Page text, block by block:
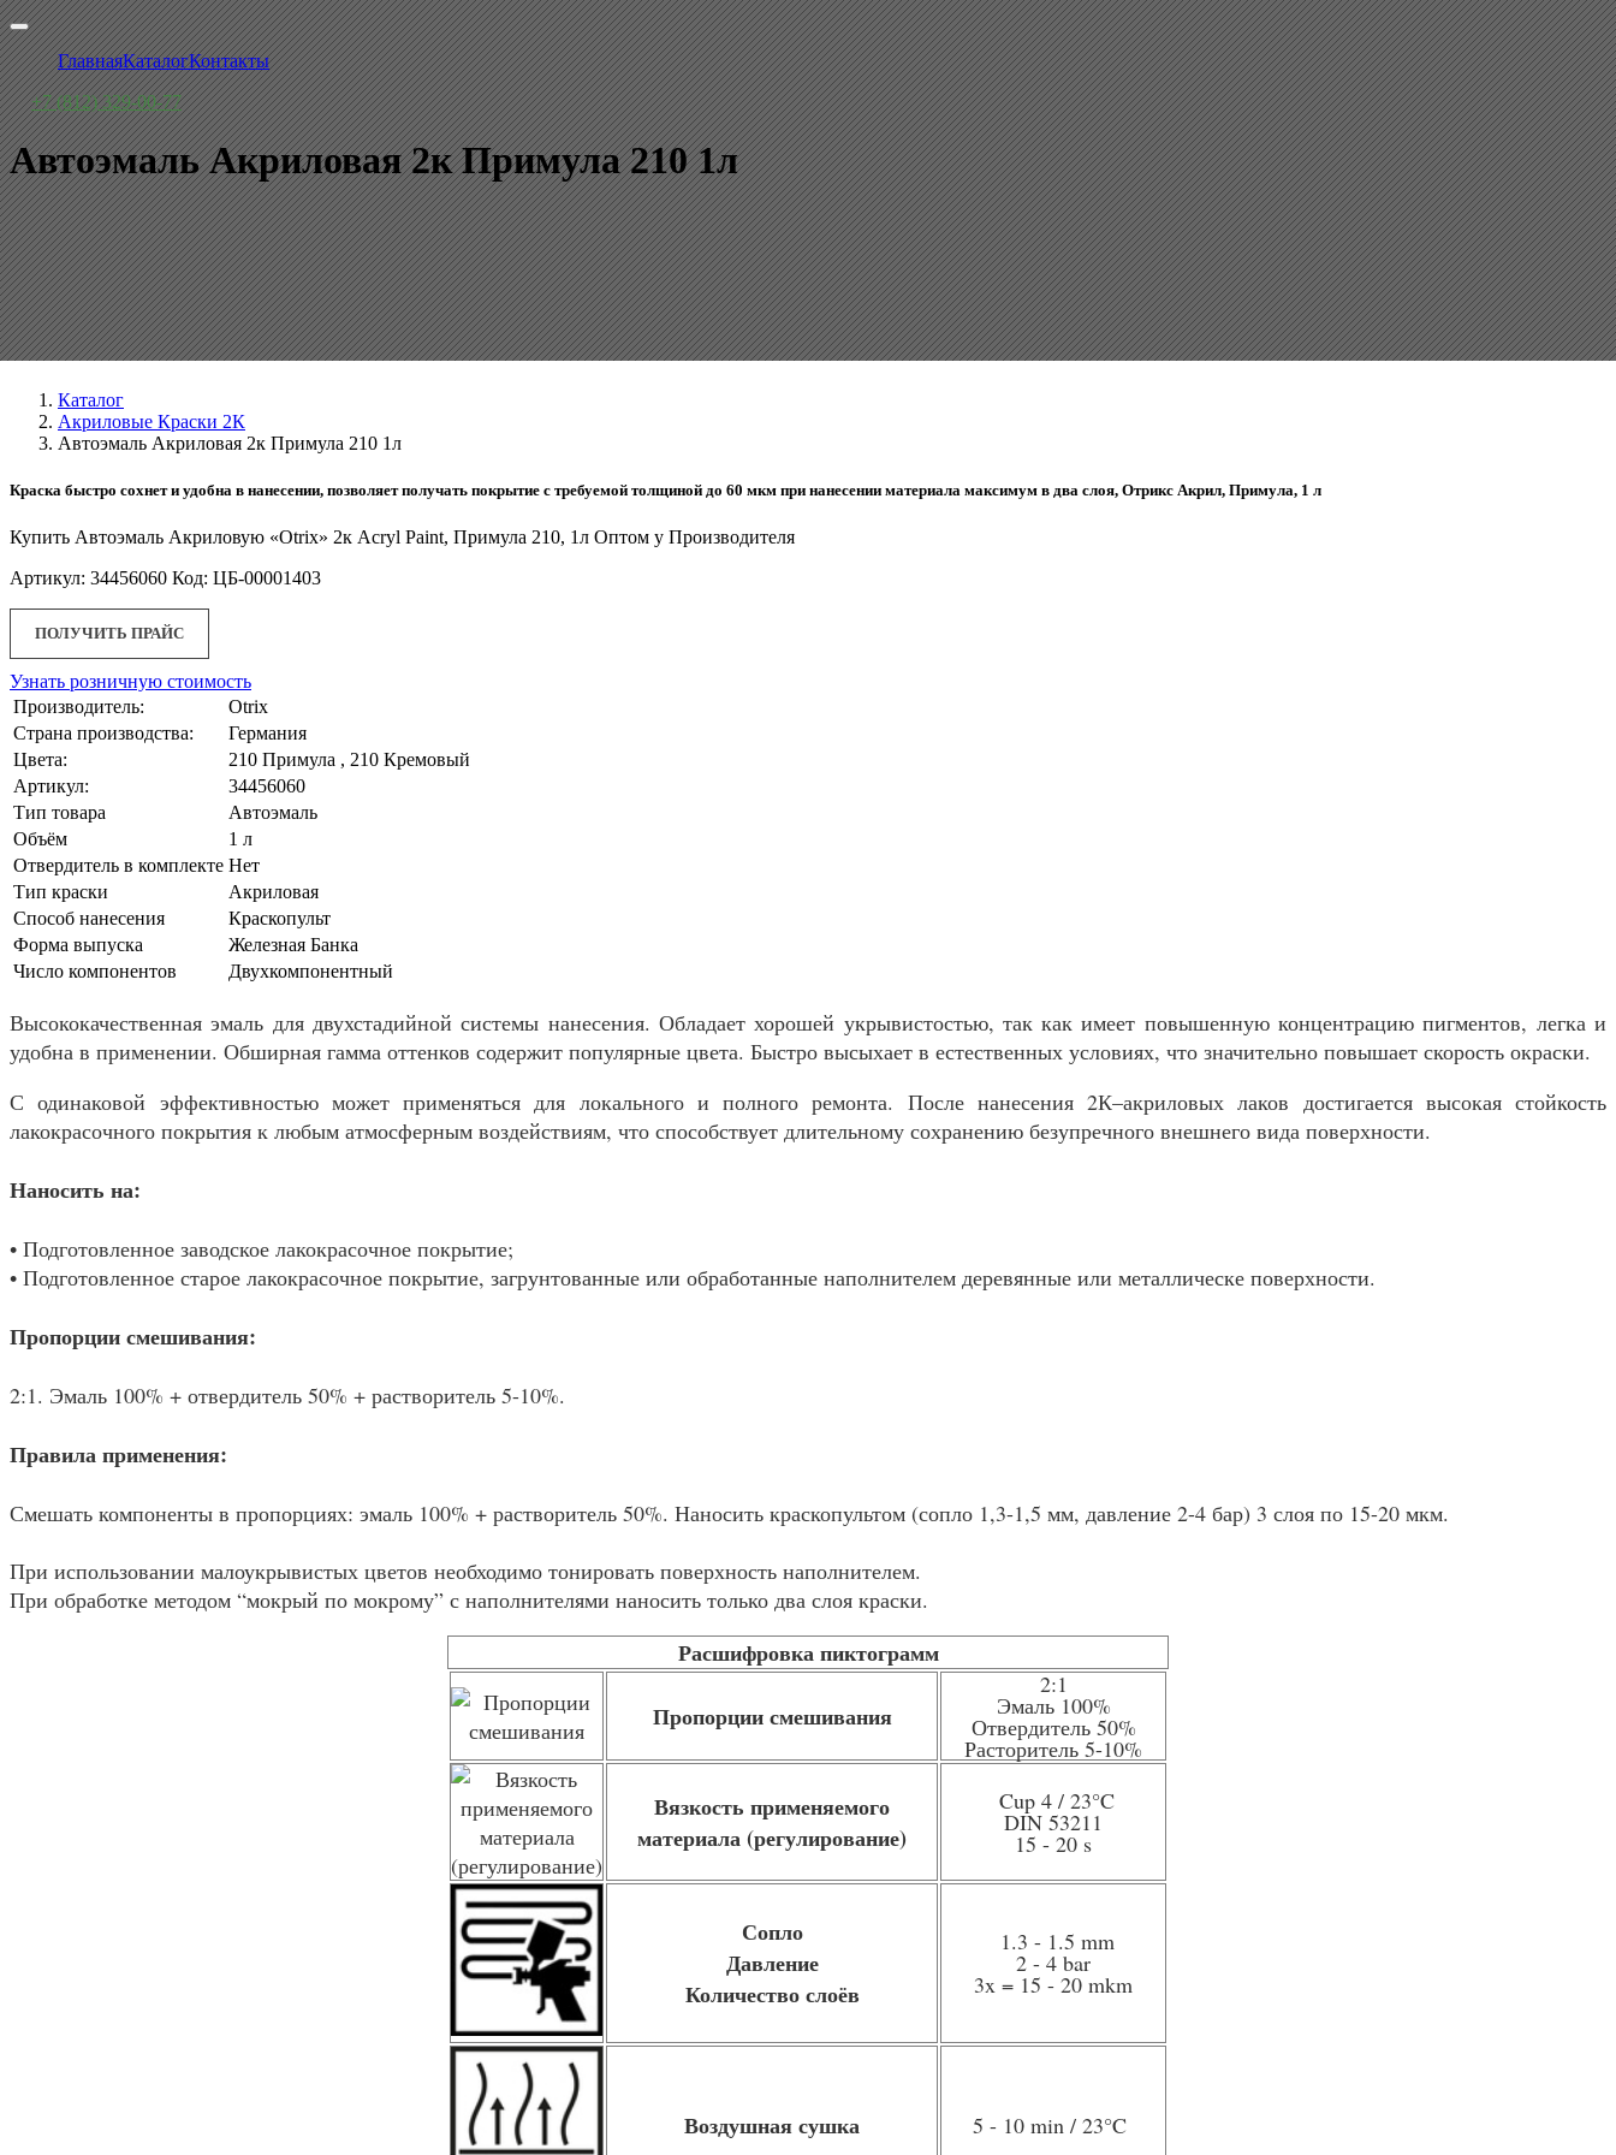
ГлавнаяКаталогКонтакты
+7 (812) 329-00-77
Автоэмаль Акриловая 2к Примула 210 1л
Каталог
Акриловые Краски 2К
Автоэмаль Акриловая 2к Примула 210 1л
Краска быстро сохнет и удобна в нанесении, позволяет получать покрытие с требуемой толщиной до 60 мкм при нанесении материала максимум в два слоя, Отрикс Акрил, Примула, 1 л
Купить Автоэмаль Акриловую «Otrix» 2к Acryl Paint, Примула 210, 1л Оптом у Производителя
Артикул: 34456060 Код: ЦБ-00001403
ПОЛУЧИТЬ ПРАЙС
Узнать розничную стоимость
Производитель:
Otrix
Страна производства:
Германия
Цвета:
210 Примула , 210 Кремовый
Артикул:
34456060
Тип товара
Автоэмаль
Объём
1 л
Отвердитель в комплекте Нет
Тип краски
Акриловая
Способ нанесения
Краскопульт
Форма выпуска
Железная Банка
Число компонентов
Двухкомпонентный
Высококачественная эмаль для двухстадийной системы нанесения. Обладает хорошей укрывистостью, так как имеет повышенную концентрацию пигментов, легка и
удобна в применении. Обширная гамма оттенков содержит популярные цвета. Быстро высыхает в естественных условиях, что значительно повышает скорость окраски.
С одинаковой эффективностью может применяться для локального и полного ремонта. После нанесения 2К–акриловых лаков достигается высокая стойкость
лакокрасочного покрытия к любым атмосферным воздействиям, что способствует длительному сохранению безупречного внешнего вида поверхности.
Наносить на:
• Подготовленное заводское лакокрасочное покрытие;
• Подготовленное старое лакокрасочное покрытие, загрунтованные или обработанные наполнителем деревянные или металлическе поверхности.
Пропорции смешивания:
2:1. Эмаль 100% + отвердитель 50% + растворитель 5-10%.
Правила применения:
Смешать компоненты в пропорциях: эмаль 100% + растворитель 50%. Наносить краскопультом (сопло 1,3-1,5 мм, давление 2-4 бар) 3 слоя по 15-20 мкм.
При использовании малоукрывистых цветов необходимо тонировать поверхность наполнителем.
При обработке методом “мокрый по мокрому” с наполнителями наносить только два слоя краски.
Расшифровка пиктограмм
Пропорции смешивания
2:1
Эмаль 100%
Отвердитель 50%
Расторитель 5-10%
Вязкость применяемого
материала (регулирование)
Cup 4 / 23°C
DIN 53211
15 - 20 s
Сопло
Давление
Количество слоёв
1.3 - 1.5 mm
2 - 4 bar
3x = 15 - 20 mkm
Воздушная сушка 5 - 10 min / 23°C